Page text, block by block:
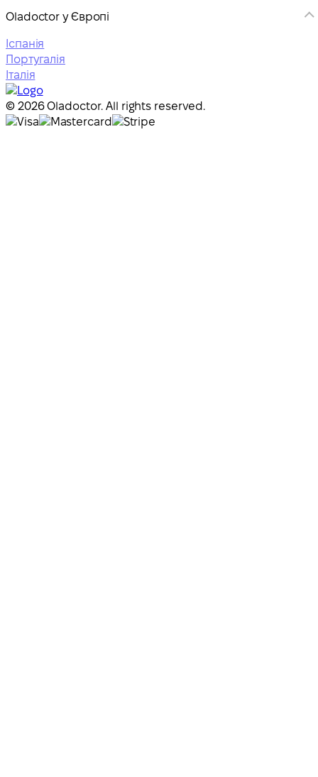
Oladoctor у Європі
Іспанія
Португалія
Італія
© 2026 Oladoctor. All rights reserved.